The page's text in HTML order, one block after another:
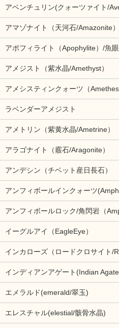
アベンチュリン(クォーツァイト/
アマゾナイト（天河石/Amazonite）
アポフィライト（Apophylite）/魚
アメジスト（紫水晶/Amethyst）
アメシスティンクォーツ（
ラベンダーアメジスト
アメトリン（紫黄水晶/Ametrine）
アラゴナイト（霰石/Aragonite）
アンデシン（チベット産日長石）
アンフィボールインクォーツ
アンフィボールロック/角閃岩（
イーグルアイ（EagleEye）
インカローズ（ロードクロサイト/
インディアンアゲート(Indian
エメラルド(emerald/翠玉)
エレスチャル(elestial/骸骨水晶)